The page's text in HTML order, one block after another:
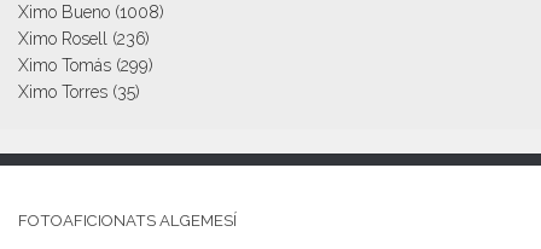
Ximo Bueno (1008)
Ximo Rosell
(236)
Ximo Tomás (299)
Ximo Torres (35)
FOTOAFICIONATS ALGEMESÍ